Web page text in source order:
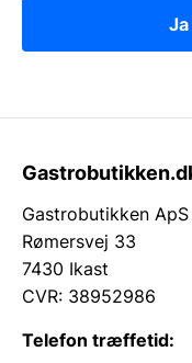
Gastrobutikken ApS
Rømersvej 33
7430 Ikast
CVR: 38952986
Telefon træffetid: